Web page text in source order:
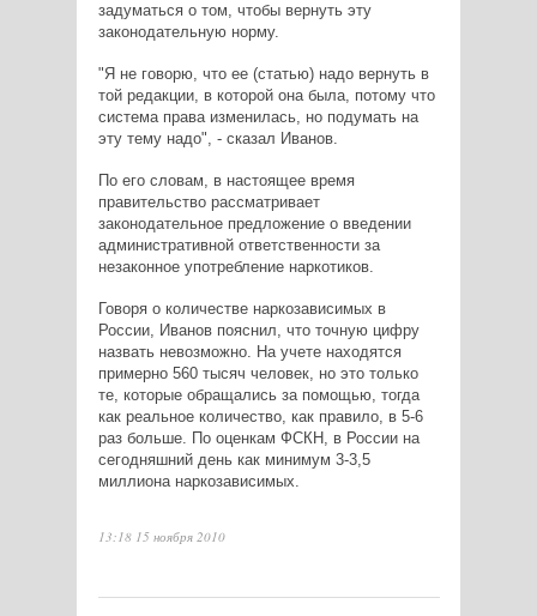
задуматься о том, чтобы вернуть эту
законодательную норму.
"Я не говорю, что ее (статью) надо вернуть в
той редакции, в которой она была, потому что
система права изменилась, но подумать на
эту тему надо", - сказал Иванов.
По его словам, в настоящее время
правительство рассматривает
законодательное предложение о введении
административной ответственности за
незаконное употребление наркотиков.
Говоря о количестве наркозависимых в
России, Иванов пояснил, что точную цифру
назвать невозможно. На учете находятся
примерно 560 тысяч человек, но это только
те, которые обращались за помощью, тогда
как реальное количество, как правило, в 5-6
раз больше. По оценкам ФСКН, в России на
сегодняшний день как минимум 3-3,5
миллиона наркозависимых.
13:18 15 ноября 2010